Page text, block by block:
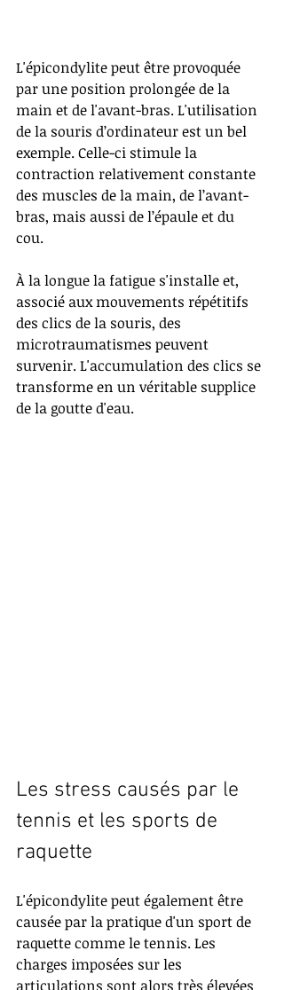
L'épicondylite peut être provoquée
par une position prolongée de la
main et de l'avant-bras. L'utilisation
de la souris d’ordinateur est un bel
exemple. Celle-ci stimule la
contraction relativement constante
des muscles de la main, de l’avant-
bras, mais aussi de l’épaule et du
cou.
À la longue la fatigue s'installe et,
associé aux mouvements répétitifs
des clics de la souris, des
microtraumatismes peuvent
survenir. L'accumulation des clics se
transforme en un véritable supplice
de la goutte d'eau.
Les stress causés par le
tennis et les sports de
raquette
L'épicondylite peut également être
causée par la pratique d'un sport de
raquette comme le tennis. Les
charges imposées sur les
articulations sont alors très élevées